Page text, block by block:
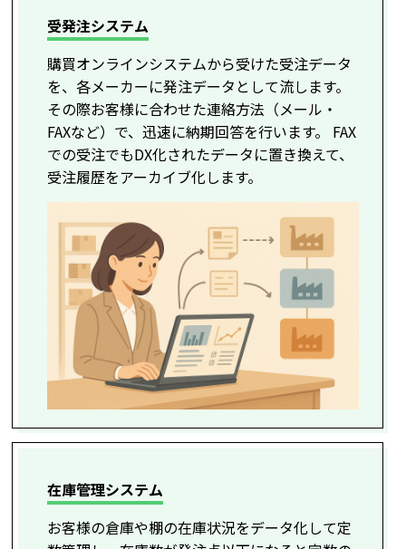
受発注システム
購買オンラインシステムから受けた受注データ
を、各メーカーに発注データとして流します。
その際お客様に合わせた連絡方法（メール・
FAXなど）で、迅速に納期回答を行います。 FAX
での受注でもDX化されたデータに置き換えて、
受注履歴をアーカイブ化します。
在庫管理システム
お客様の倉庫や棚の在庫状況をデータ化して定